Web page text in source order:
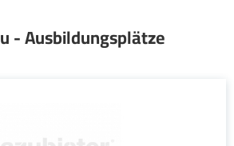
- Ausbildungsplätze